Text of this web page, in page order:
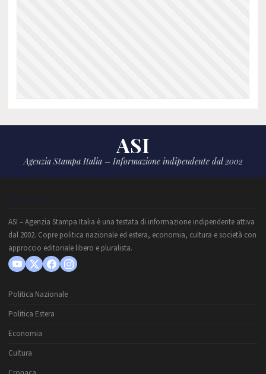
ASI
Agenzia Stampa Italia – Informazione indipendente dal 2002
CHI SIAMO
ASI – Agenzia Stampa Italia è una testata di informazione indipendente attiva
dal 2002. Copre politica nazionale ed estera, economia, cultura e società con
approccio editoriale libero e pluralista.
Politica Nazionale
Politica Estera
Economia
Cultura